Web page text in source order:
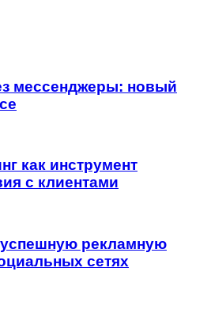
мессенджеры: новый
как инструмент
с клиентами
успешную рекламную
сетях